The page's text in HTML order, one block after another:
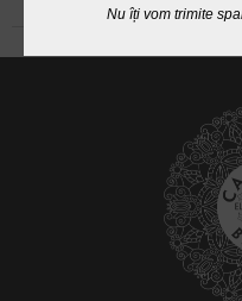
Nu îți vom trimite